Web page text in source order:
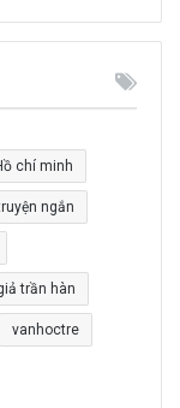
m
k
c
h
o
:
chí minh
ngắn
trần hàn
vanhoctre